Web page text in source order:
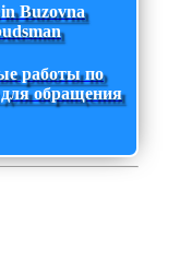
Buzovna
работы по
для обращения